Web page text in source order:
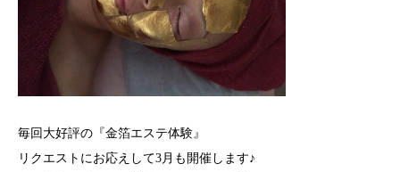
毎回大好評の『金箔エステ体験』
リクエストにお応えして3月も開催します♪